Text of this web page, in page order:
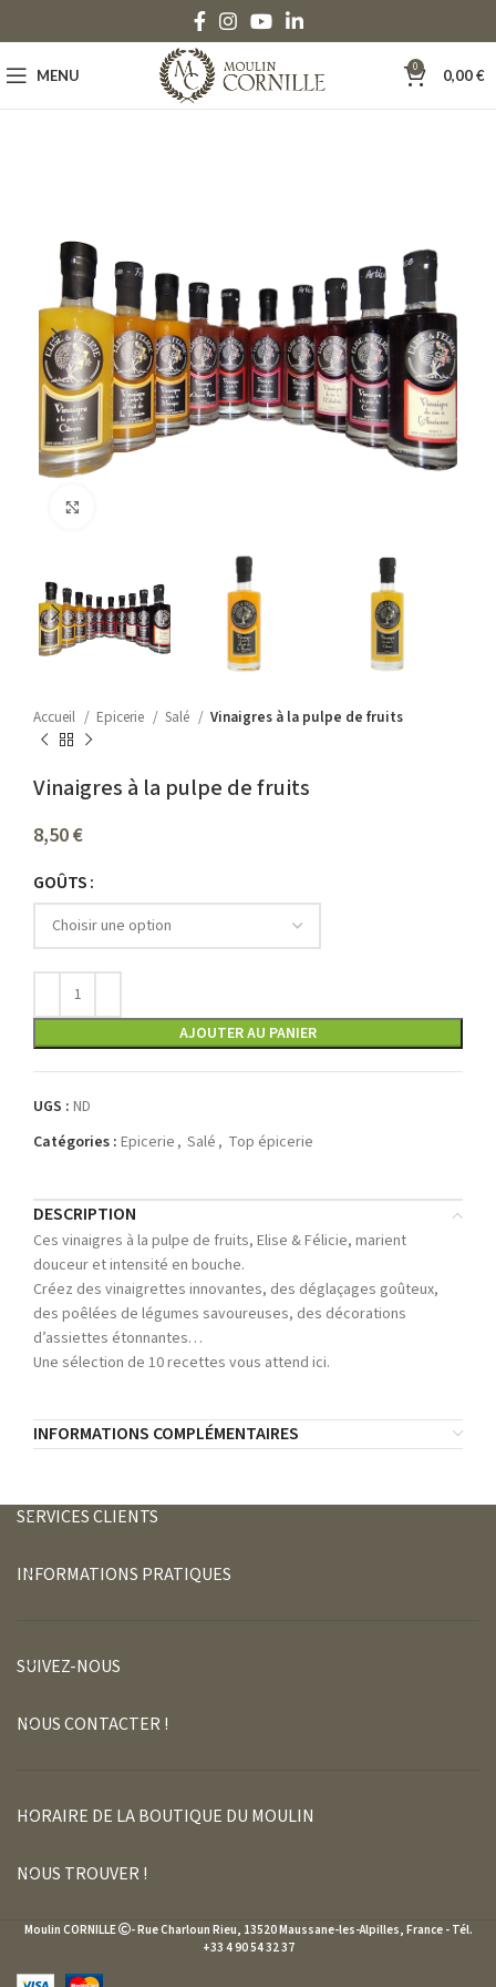
MENU 0 0,00€
Accueil Epicerie Salé Vinaigres à la pulpe de fruits
Vinaigres à la pulpe de fruits
8,50€
GOÛTS
AJOUTER AU PANIER
UGS : ND
Catégories : Epicerie, Salé, Top épicerie
DESCRIPTION
Ces vinaigres à la pulpe de fruits, Elise & Félicie, marient
douceur et intensité en bouche.
Créez des vinaigrettes innovantes, des déglaçages goûteux,
des poêlées de légumes savoureuses, des décorations
d’assiettes étonnantes…
Une sélection de 10 recettes vous attend ici.
INFORMATIONS COMPLÉMENTAIRES
SERVICES CLIENTS
INFORMATIONS PRATIQUES
SUIVEZ-NOUS
NOUS CONTACTER !
HORAIRE DE LA BOUTIQUE DU MOULIN
NOUS TROUVER !
Moulin CORNILLE
- Rue Charloun Rieu, 13520 Maussane-les-Alpilles, France - Tél.
+33 4 90 54 32 37